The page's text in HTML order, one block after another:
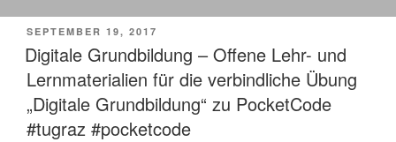
VERÖFFENTLICHT
AM
SEPTEMBER 19, 2017
Digitale Grundbildung – Offene Lehr- und
Lernmaterialien für die verbindliche Übung
„Digitale Grundbildung“ zu PocketCode
#tugraz #pocketcode